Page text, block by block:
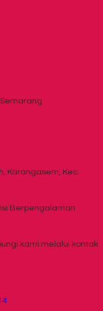
Karangasem, Kec.
Berpengalaman
kami melalui kontak